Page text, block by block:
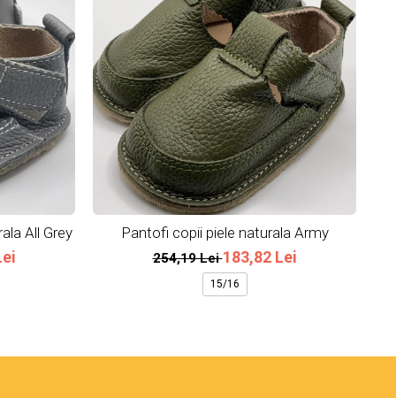
All Grey Pantofi copii piele naturala Army
254,19 Lei183,82 Lei
15/16